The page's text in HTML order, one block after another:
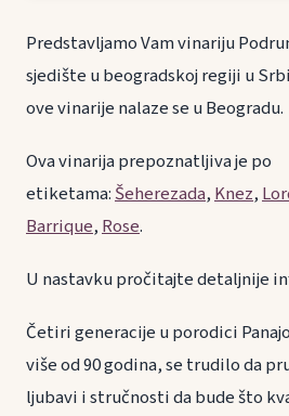
Predstavljamo Vam vinariju
sjedište u beogradskoj regiji u
ove vinarije nalaze se u Beogradu.
Ova vinarija prepoznatljiva je po
etiketama:Šeherezada,Knez,
Barrique,Rose.
U nastavku pročitajte detaljnije
Četiri generacije u porodici
više od 90 godina, se trudilo da
ljubavi i stručnosti da bude što